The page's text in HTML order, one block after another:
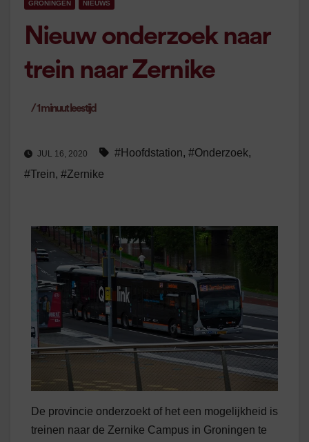
GRONINGEN NIEUWS
Nieuw onderzoek naar
trein naar Zernike
/1 minuut leestijd
JUL 16, 2020 #Hoofdstation, #Onderzoek,
#Trein, #Zernike
De provincie onderzoekt of het een mogelijkheid is
treinen naar de Zernike Campus in Groningen te